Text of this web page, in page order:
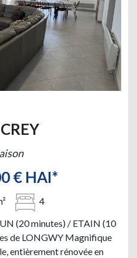
€ HAI*
4
(20 minutes) / ETAIN (10
de LONGWY Magnifique
entièrement rénovée en